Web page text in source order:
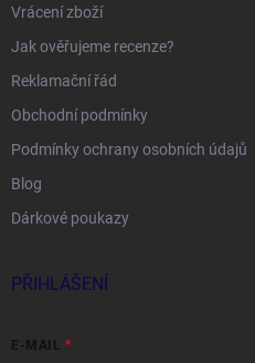
Vrácení zboží
Jak ověřujeme recenze?
Reklamační řád
Obchodní podmínky
Podmínky ochrany osobních údajů
Blog
Dárkové poukazy
PŘIHLÁŠENÍ
E-MAIL